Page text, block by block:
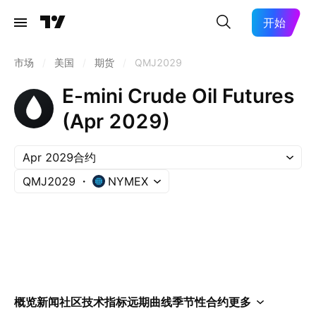
开始
市场 美国 期货 QMJ2029
E-mini Crude Oil Futures
(Apr 2029)
Apr 2029合约
QMJ2029
NYMEX
概览新闻社区技术指标远期曲线季节性合约更多